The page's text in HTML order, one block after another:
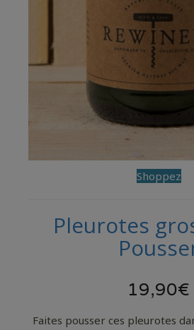
Shoppez
Pleurotes
19,90€
Faites pousser ces pleurotes